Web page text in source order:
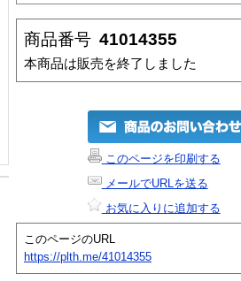
商品番号 41014355
本商品は販売を終了しました
このページを印刷する
メールでURLを送る
お気に入りに追加する
このページのURL
https://plth.me/41014355